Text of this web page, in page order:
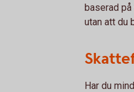
baserad
utan att du
Har du